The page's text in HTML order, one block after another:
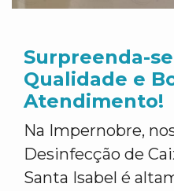
Surpreenda-
Qualidade e
Atendimento!
Na Impernobre,
Desinfecção de
Santa Isabel é